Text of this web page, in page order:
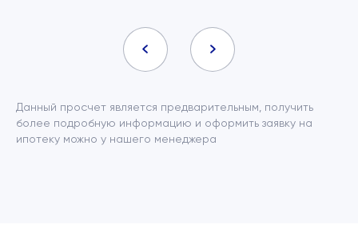
Данный просчет является предварительным, получить
более подробную информацию и оформить заявку на
ипотеку можно у нашего менеджера